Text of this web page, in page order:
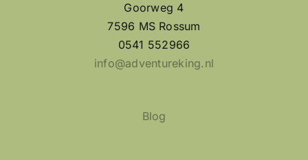
Goorweg 4
7596 MS Rossum
0541 552966
info@adventureking.nl
Blog